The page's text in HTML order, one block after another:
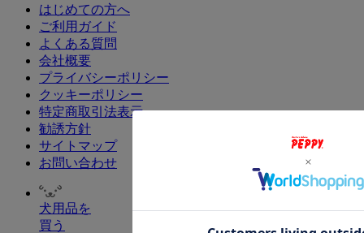
はじめての方へ
ご利用ガイド
よくある質問
会社概要
プライバシーポリシー
クッキーポリシー
特定商取引法表示
勧誘方針
サイトマップ
お問い合わせ
犬用品を
買う